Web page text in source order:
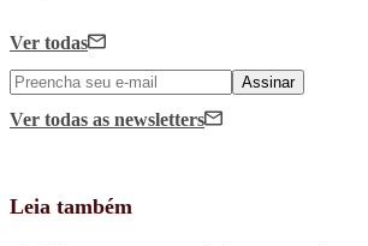
Ver todas
Assinar
Ver todas as newsletters
Leia também